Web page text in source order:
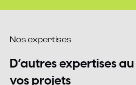
Nos expertises
D’autresexpertisesau
vosprojets